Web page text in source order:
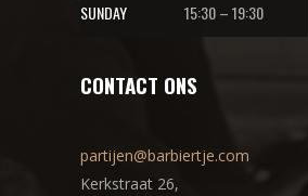
SUNDAY 15:30 – 19:30
CONTACT ONS
partijen@barbiertje.com
Kerkstraat 26,